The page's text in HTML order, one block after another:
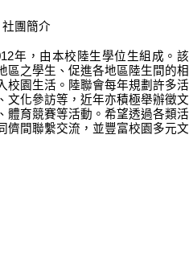
社團簡介
年，由本校陸生學位生組成。該
區之學生、促進各地區陸生間的相
校園生活。陸聯會每年規劃許多活
文化參訪等，近年亦積極舉辦徵文
體育競賽等活動。希望透過各類活
儕間聯繫交流，並豐富校園多元文